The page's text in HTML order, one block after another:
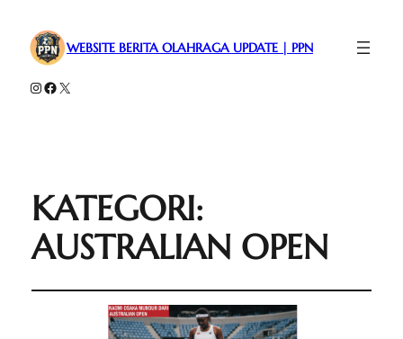
WEBSITE BERITA OLAHRAGA UPDATE | PPN
Instagram
Facebook
X
KATEGORI:
AUSTRALIAN OPEN